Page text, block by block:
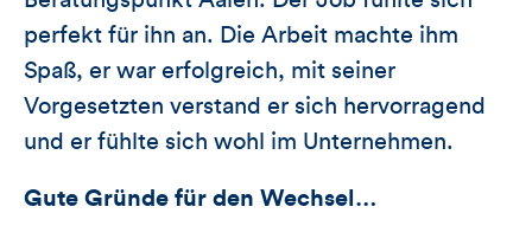
perfekt für ihn an. Die Arbeit machte ihm
Spaß, er war erfolgreich, mit seiner
Vorgesetzten verstand er sich hervorragend
und er fühlte sich wohl im Unternehmen.
Gute Gründe für den Wechsel…